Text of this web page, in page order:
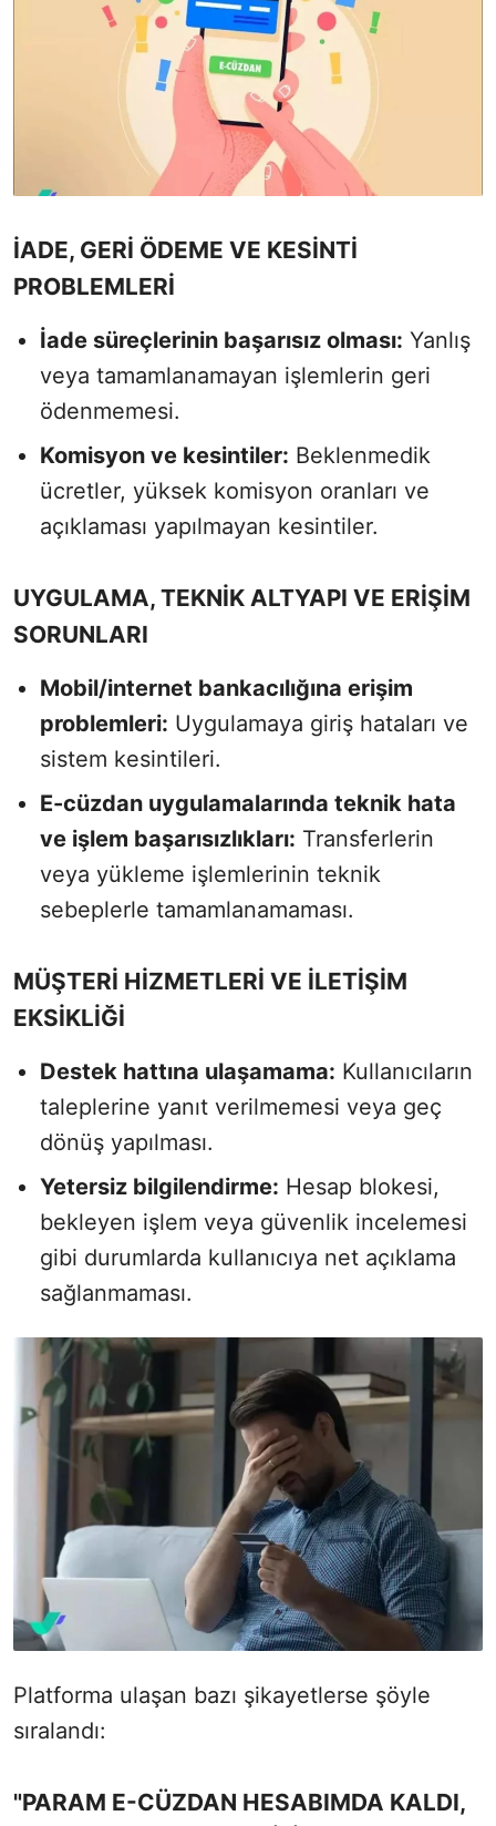
İADE, GERİ ÖDEME VE KESİNTİ
PROBLEMLERİ
İade süreçlerinin başarısız olması: Yanlış
veya tamamlanamayan işlemlerin geri
ödenmemesi.
Komisyon ve kesintiler: Beklenmedik
ücretler, yüksek komisyon oranları ve
açıklaması yapılmayan kesintiler.
UYGULAMA, TEKNİK ALTYAPI VE ERİŞİM
SORUNLARI
Mobil/internet bankacılığına erişim
problemleri: Uygulamaya giriş hataları ve
sistem kesintileri.
E-cüzdan uygulamalarında teknik hata
ve işlem başarısızlıkları: Transferlerin
veya yükleme işlemlerinin teknik
sebeplerle tamamlanamaması.
MÜŞTERİ HİZMETLERİ VE İLETİŞİM
EKSİKLİĞİ
Destek hattına ulaşamama: Kullanıcıların
taleplerine yanıt verilmemesi veya geç
dönüş yapılması.
Yetersiz bilgilendirme: Hesap blokesi,
bekleyen işlem veya güvenlik incelemesi
gibi durumlarda kullanıcıya net açıklama
sağlanmaması.
Platforma ulaşan bazı şikayetlerse şöyle
sıralandı:
"PARAM E-CÜZDAN HESABIMDA KALDI,